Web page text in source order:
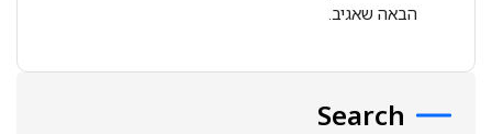
הבאה שאגיב.
Search